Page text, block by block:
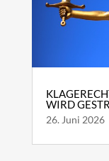
WIRD
26. Juni 2026